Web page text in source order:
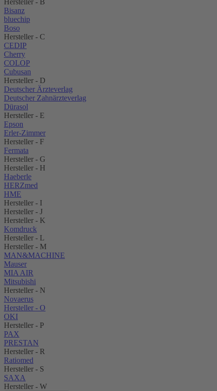
Hersteller - B
Bisanz
bluechip
Boso
Hersteller - C
CEDIP
Cherry
COLOP
Cubusan
Hersteller - D
Deutscher Ärzteverlag
Deutscher Zahnärzteverlag
Dürasol
Hersteller - E
Epson
Erler-Zimmer
Hersteller - F
Fermata
Hersteller - G
Hersteller - H
Haeberle
HERZmed
HME
Hersteller - I
Hersteller - J
Hersteller - K
Komdruck
Hersteller - L
Hersteller - M
MAN&MACHINE
Mauser
MIA AIR
Mitsubishi
Hersteller - N
Novaerus
Hersteller - O
OKI
Hersteller - P
PAX
PRESTAN
Hersteller - R
Ratiomed
Hersteller - S
SAXA
Hersteller - W